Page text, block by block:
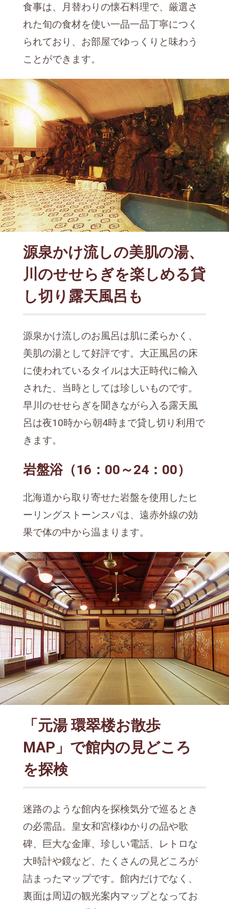
食事は、月替わりの懐石料理で、厳選さ
れた旬の食材を使い一品一品丁寧につく
られており、お部屋でゆっくりと味わう
ことができます。
源泉かけ流しの美肌の湯、
川のせせらぎを楽しめる貸
し切り露天風呂も
源泉かけ流しのお風呂は肌に柔らかく、
美肌の湯として好評です。大正風呂の床
に使われているタイルは大正時代に輸入
された、当時としては珍しいものです。
早川のせせらぎを聞きながら入る露天風
呂は夜10時から朝4時まで貸し切り利用で
きます。
岩盤浴（16：00～24：00）
北海道から取り寄せた岩盤を使用したヒ
ーリングストーンスパは、遠赤外線の効
果で体の中から温まります。
「元湯 環翠楼お散歩
MAP」で館内の見どころ
を探検
迷路のような館内を探検気分で巡るとき
の必需品。皇女和宮様ゆかりの品や歌
碑、巨大な金庫、珍しい電話、レトロな
大時計や鏡など、たくさんの見どころが
詰まったマップです。館内だけでなく、
裏面は周辺の観光案内マップとなってお